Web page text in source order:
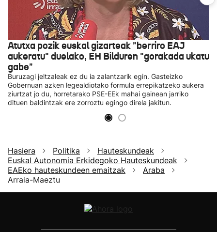
Atutxa pozik euskal gizarteak "berriro EAJ
aukeratu" duelako, EH Bilduren "gorakada ukatu
gabe"
Buruzagi jeltzaleak ez du ia zalantzarik egin. Gasteizko
Gobernuan azken legealdiotako formula errepikatzeko aukera
ziurtzat jo du, horretarako PSE-EEk mahai gainean jarriko
dituen baldintzak ere zorroztu egingo direla jakitun.
Hasiera Politika
Hauteskundeak
Euskal Autonomia Erkidegoko Hauteskundeak
EAEko hauteskundeen emaitzak
Araba
Arraia-Maeztu